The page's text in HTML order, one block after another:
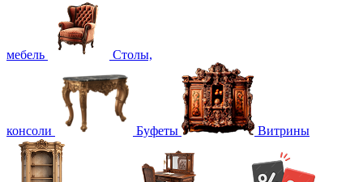
мебель Столы,
консоли Буфеты Витрины